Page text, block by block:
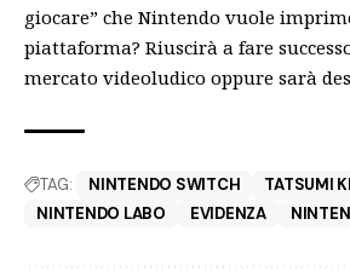
giocare” che Nintendo vuole
piattaforma? Riuscirà a fare
mercato videoludico oppure sarà
TAG: NINTENDO SWITCH
TATSUMI
NINTENDO LABO
EVIDENZA